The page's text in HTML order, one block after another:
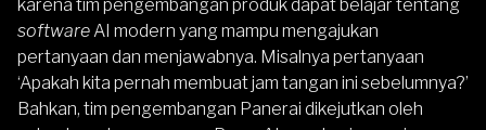
karena tim pengembangan produk dapat belajar tentang
softwareAI modern yang mampu mengajukan
pertanyaan dan menjawabnya. Misalnya pertanyaan
‘Apakah kita pernah membuat jam tangan ini sebelumnya?’
Bahkan, tim pengembangan Panerai dikejutkan oleh